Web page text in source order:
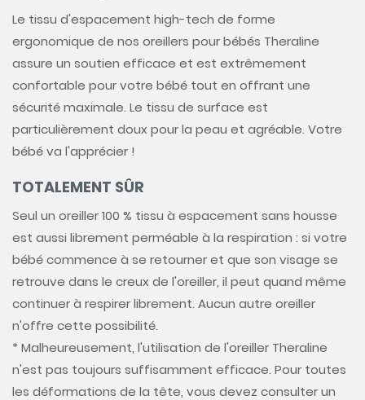
Le tissu d'espacement high-tech de forme
ergonomique de nos oreillers pour bébés Theraline
assure un soutien efficace et est extrêmement
confortable pour votre bébé tout en offrant une
sécurité maximale. Le tissu de surface est
particulièrement doux pour la peau et agréable. Votre
bébé va l'apprécier !
TOTALEMENT SÛR
Seul un oreiller 100 % tissu à espacement sans housse
est aussi librement perméable à la respiration : si votre
bébé commence à se retourner et que son visage se
retrouve dans le creux de l'oreiller, il peut quand même
continuer à respirer librement. Aucun autre oreiller
n'offre cette possibilité.
* Malheureusement, l'utilisation de l'oreiller Theraline
n'est pas toujours suffisamment efficace. Pour toutes
les déformations de la tête, vous devez consulter un